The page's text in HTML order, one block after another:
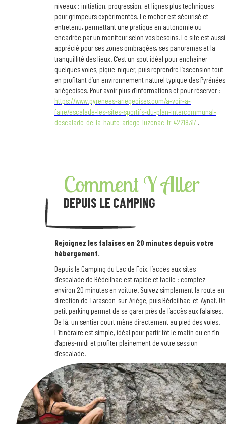
niveaux : initiation, progression, et lignes plus techniques
pour grimpeurs expérimentés. Le rocher est sécurisé et
entretenu, permettant une pratique en autonomie ou
encadrée par un moniteur selon vos besoins. Le site est aussi
apprécié pour ses zones ombragées, ses panoramas et la
tranquillité des lieux. C’est un spot idéal pour enchainer
quelques voies, pique-niquer, puis reprendre l’ascension tout
en profitant d’un environnement naturel typique des Pyrénées
ariégeoises. Pour avoir plus d’informations et pour réserver :
https://www.pyrenees-ariegeoises.com/a-voir-a-
faire/escalade-les-sites-sportifs-du-plan-intercommunal-
descalade-de-la-haute-ariege-luzenac-fr-4221831/ .
Comment Y Aller
DEPUIS LE CAMPING
Rejoignez les falaises en 20 minutes depuis votre
hébergement.
Depuis le Camping du Lac de Foix, l’accès aux sites
d’escalade de Bédeilhac est rapide et facile : comptez
environ 20 minutes en voiture. Suivez simplement la route en
direction de Tarascon-sur-Ariège, puis Bédeilhac-et-Aynat. Un
petit parking permet de se garer près de l’accès aux falaises.
De là, un sentier court mène directement au pied des voies.
L’itinéraire est simple, idéal pour partir tôt le matin ou en fin
d’après-midi et profiter pleinement de votre session
d’escalade.